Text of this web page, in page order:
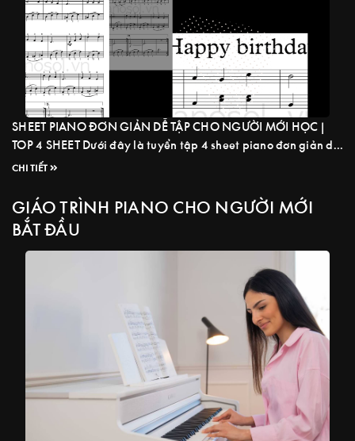
SHEET PIANO ĐƠN GIẢN DỄ TẬP CHO NGƯỜI MỚI HỌC |
TOP 4 SHEET Dưới đây là tuyển tập 4 sheet piano đơn giản dễ
tập dành cho người mới bắt đầu học piano, sheet nhạc bao
dấu chấm vôi, và 1 ...Read more
CHI TIẾT
GIÁO TRÌNH PIANO CHO NGƯỜI MỚI
BẮT ĐẦU